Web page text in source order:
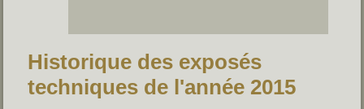
Historique des exposés
techniques de l'année 2015